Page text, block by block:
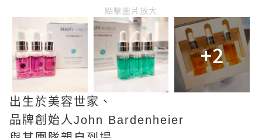
點擊圖片放大
+2
出生於美容世家、
品牌創始人John Bardenheier